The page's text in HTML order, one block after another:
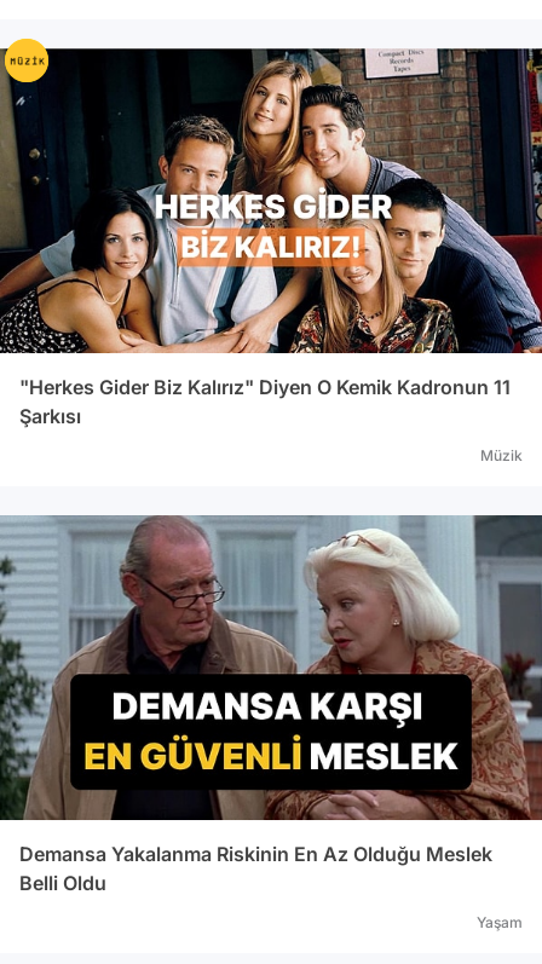
"Herkes Gider Biz Kalırız" Diyen O Kemik Kadronun 11
Şarkısı
Müzik
Demansa Yakalanma Riskinin En Az Olduğu Meslek
Belli Oldu
Yaşam